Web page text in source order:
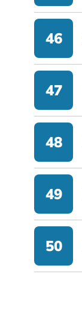
46
47
48
49
50